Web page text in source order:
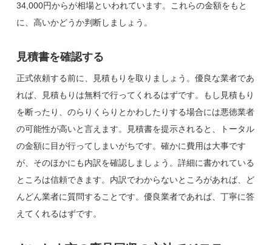
34,000円からが相場といわれています。これらの金額をもと
に、高いかどうか判断しましょう。
見積書を確認する
正式依頼する前に、見積もりを取りましょう。優良な業者であ
れば、見積もりは無料で行ってくれるはずです。もし見積もり
を断ったり、のらりくらりとかわしたりする場合には悪徳業者
の可能性が高いと言えます。見積書を提示されると、トータル
の金額に目が行ってしまいがちです。確かに費用は大事です
が、そのほかにも内訳を確認しましょう。詳細に書かれている
ところは信頼できます。内訳でわからないところがあれば、ど
んどん業者に質問することです。優良業者であれば、丁寧に答
えてくれるはずです。